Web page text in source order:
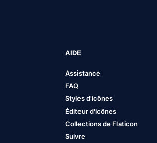
AIDE
Assistance
FAQ
Styles d'icônes
Éditeur d'icônes
Collections de Flaticon
Suivre